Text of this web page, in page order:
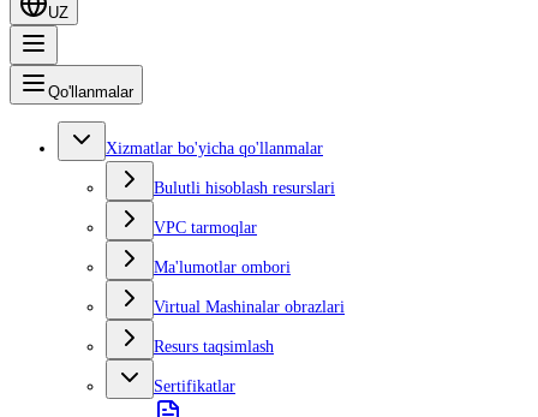
UZ
Qo'llanmalar
Xizmatlar bo'yicha qo'llanmalar
Bulutli hisoblash resurslari
VPC tarmoqlar
Ma'lumotlar ombori
Virtual Mashinalar obrazlari
Resurs taqsimlash
Sertifikatlar